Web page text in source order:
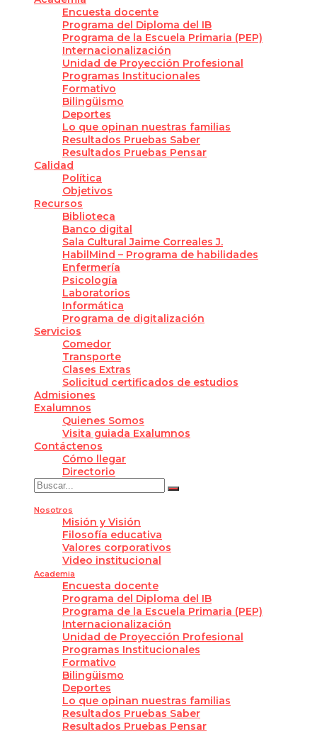
Encuesta docente
Programa del Diploma del IB
Programa de la Escuela Primaria (PEP)
Internacionalización
Unidad de Proyección Profesional
Programas Institucionales
Formativo
Bilingüismo
Deportes
Lo que opinan nuestras familias
Resultados Pruebas Saber
Resultados Pruebas Pensar
Calidad
Política
Objetivos
Recursos
Biblioteca
Banco digital
Sala Cultural Jaime Correales J.
HabilMind – Programa de habilidades
Enfermería
Psicología
Laboratorios
Informática
Programa de digitalización
Servicios
Comedor
Transporte
Clases Extras
Solicitud certificados de estudios
Admisiones
Exalumnos
Quienes Somos
Visita guiada Exalumnos
Contáctenos
Cómo llegar
Directorio
Nosotros
Misión y Visión
Filosofía educativa
Valores corporativos
Video institucional
Academia
Encuesta docente
Programa del Diploma del IB
Programa de la Escuela Primaria (PEP)
Internacionalización
Unidad de Proyección Profesional
Programas Institucionales
Formativo
Bilingüismo
Deportes
Lo que opinan nuestras familias
Resultados Pruebas Saber
Resultados Pruebas Pensar